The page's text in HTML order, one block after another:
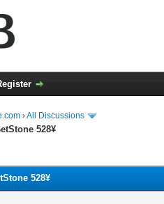
›All Discussions
528¥
528¥